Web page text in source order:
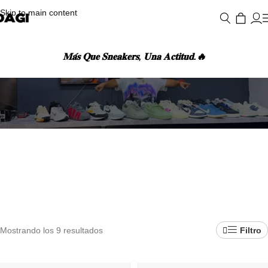
Skip to main content
𝐌𝐚́𝐬 𝐐𝐮𝐞 𝐒𝐧𝐞𝐚𝐤𝐞𝐫𝐬, 𝐔𝐧𝐚 𝐀𝐜𝐭𝐢𝐭𝐮𝐝.🔥
RESULTADOS DE BÚSQUEDA: “AIR FORCE 1”
Mostrando los 9 resultados Filtro